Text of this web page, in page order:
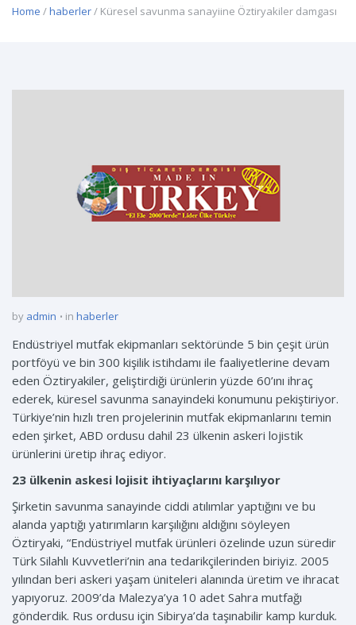
Home /haberler/ Küresel savunma sanayiine Öztiryakiler damgası
by admin in haberler
Endüstriyel mutfak ekipmanları sektöründe 5 bin çeşit ürün
portföyü ve bin 300 kişilik istihdamı ile faaliyetlerine devam
eden Öztiryakiler, geliştirdiği ürünlerin yüzde 60’ını ihraç
ederek, küresel savunma sanayindeki konumunu pekiştiriyor.
Türkiye’nin hızlı tren projelerinin mutfak ekipmanlarını temin
eden şirket, ABD ordusu dahil 23 ülkenin askeri lojistik
ürünlerini üretip ihraç ediyor.
23 ülkenin askesi lojisit ihtiyaçlarını karşılıyor
Şirketin savunma sanayinde ciddi atılımlar yaptığını ve bu
alanda yaptığı yatırımların karşılığını aldığını söyleyen
Öztiryaki, “Endüstriyel mutfak ürünleri özelinde uzun süredir
Türk Silahlı Kuvvetleri’nin ana tedarikçilerinden biriyiz. 2005
yılından beri askeri yaşam üniteleri alanında üretim ve ihracat
yapıyoruz. 2009’da Malezya’ya 10 adet Sahra mutfağı
gönderdik. Rus ordusu için Sibirya’da taşınabilir kamp kurduk.